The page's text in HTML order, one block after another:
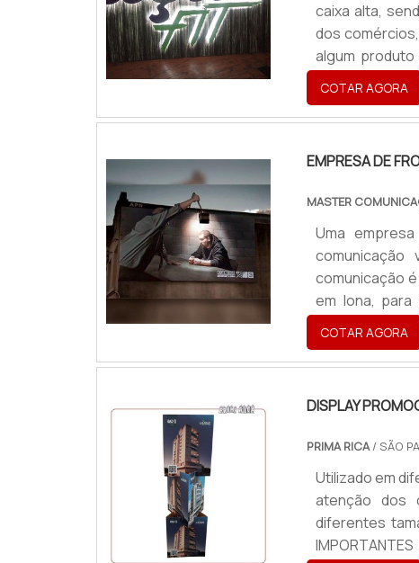
caixa alta,
dos
algum
Aço
na parede ou
possui um
COTAR AGORA
EMPRESA DE
MASTER
Uma
comunicação
em lona, para
importantes
recebe
recebe esse
COTAR AGORA
DISPLAY
PRIMA RICA/ SÃO
Utilizado em
atenção dos
diferentes